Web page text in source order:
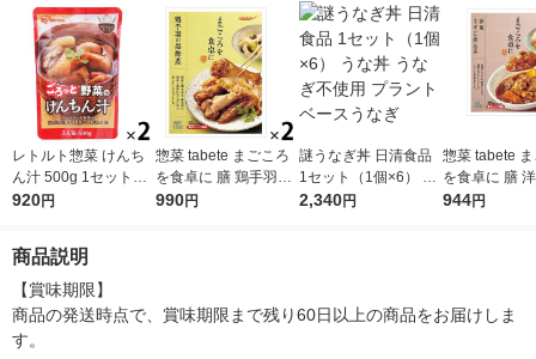
レトルト惣菜 けんち
ん汁 500g 1セット（2
個） アイリスフーズ
920円
惣菜 tabete まごころ
を食卓に 膳 鶏手羽の
黒酢煮 165g 1セット
990円
謎うなぎ丼 日清食品
1セット（1個×6） う
な丼 うなぎ不使用 プ
2,340円
惣菜 tabete
を食卓に 膳
じ煮込み
944円
商品説明
【賞味期限】
商品の発送時点で、賞味期限まで残り60日以上の商品をお届けしま
す。